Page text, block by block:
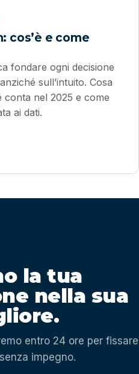
cos’è e come
fondare ogni decisione
sull’intuito. Cosa
nel 2025 e come
ai dati.
la tua
nella sua
entro 24 ore per fissare
impegno.